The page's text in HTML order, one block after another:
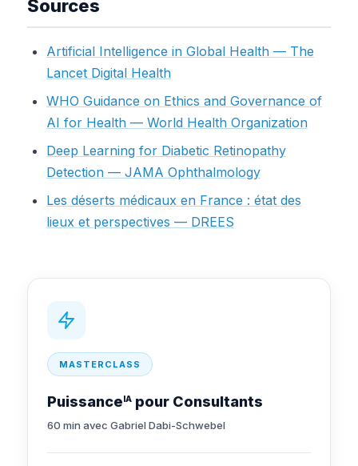
Sources
Artificial Intelligence in Global Health — The
Lancet Digital Health
WHO Guidance on Ethics and Governance of
AI for Health — World Health Organization
Deep Learning for Diabetic Retinopathy
Detection — JAMA Ophthalmology
Les déserts médicaux en France : état des
lieux et perspectives — DREES
MASTERCLASS
Puissance IA pour Consultants
60 min avec Gabriel Dabi-Schwebel